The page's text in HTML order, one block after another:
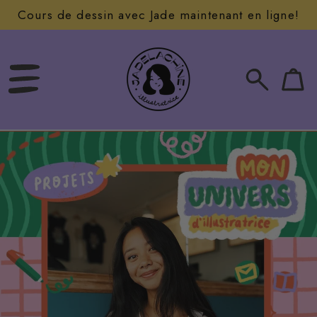
SKIP
TO
Cours de dessin avec Jade maintenant en ligne!
0
article
Sac